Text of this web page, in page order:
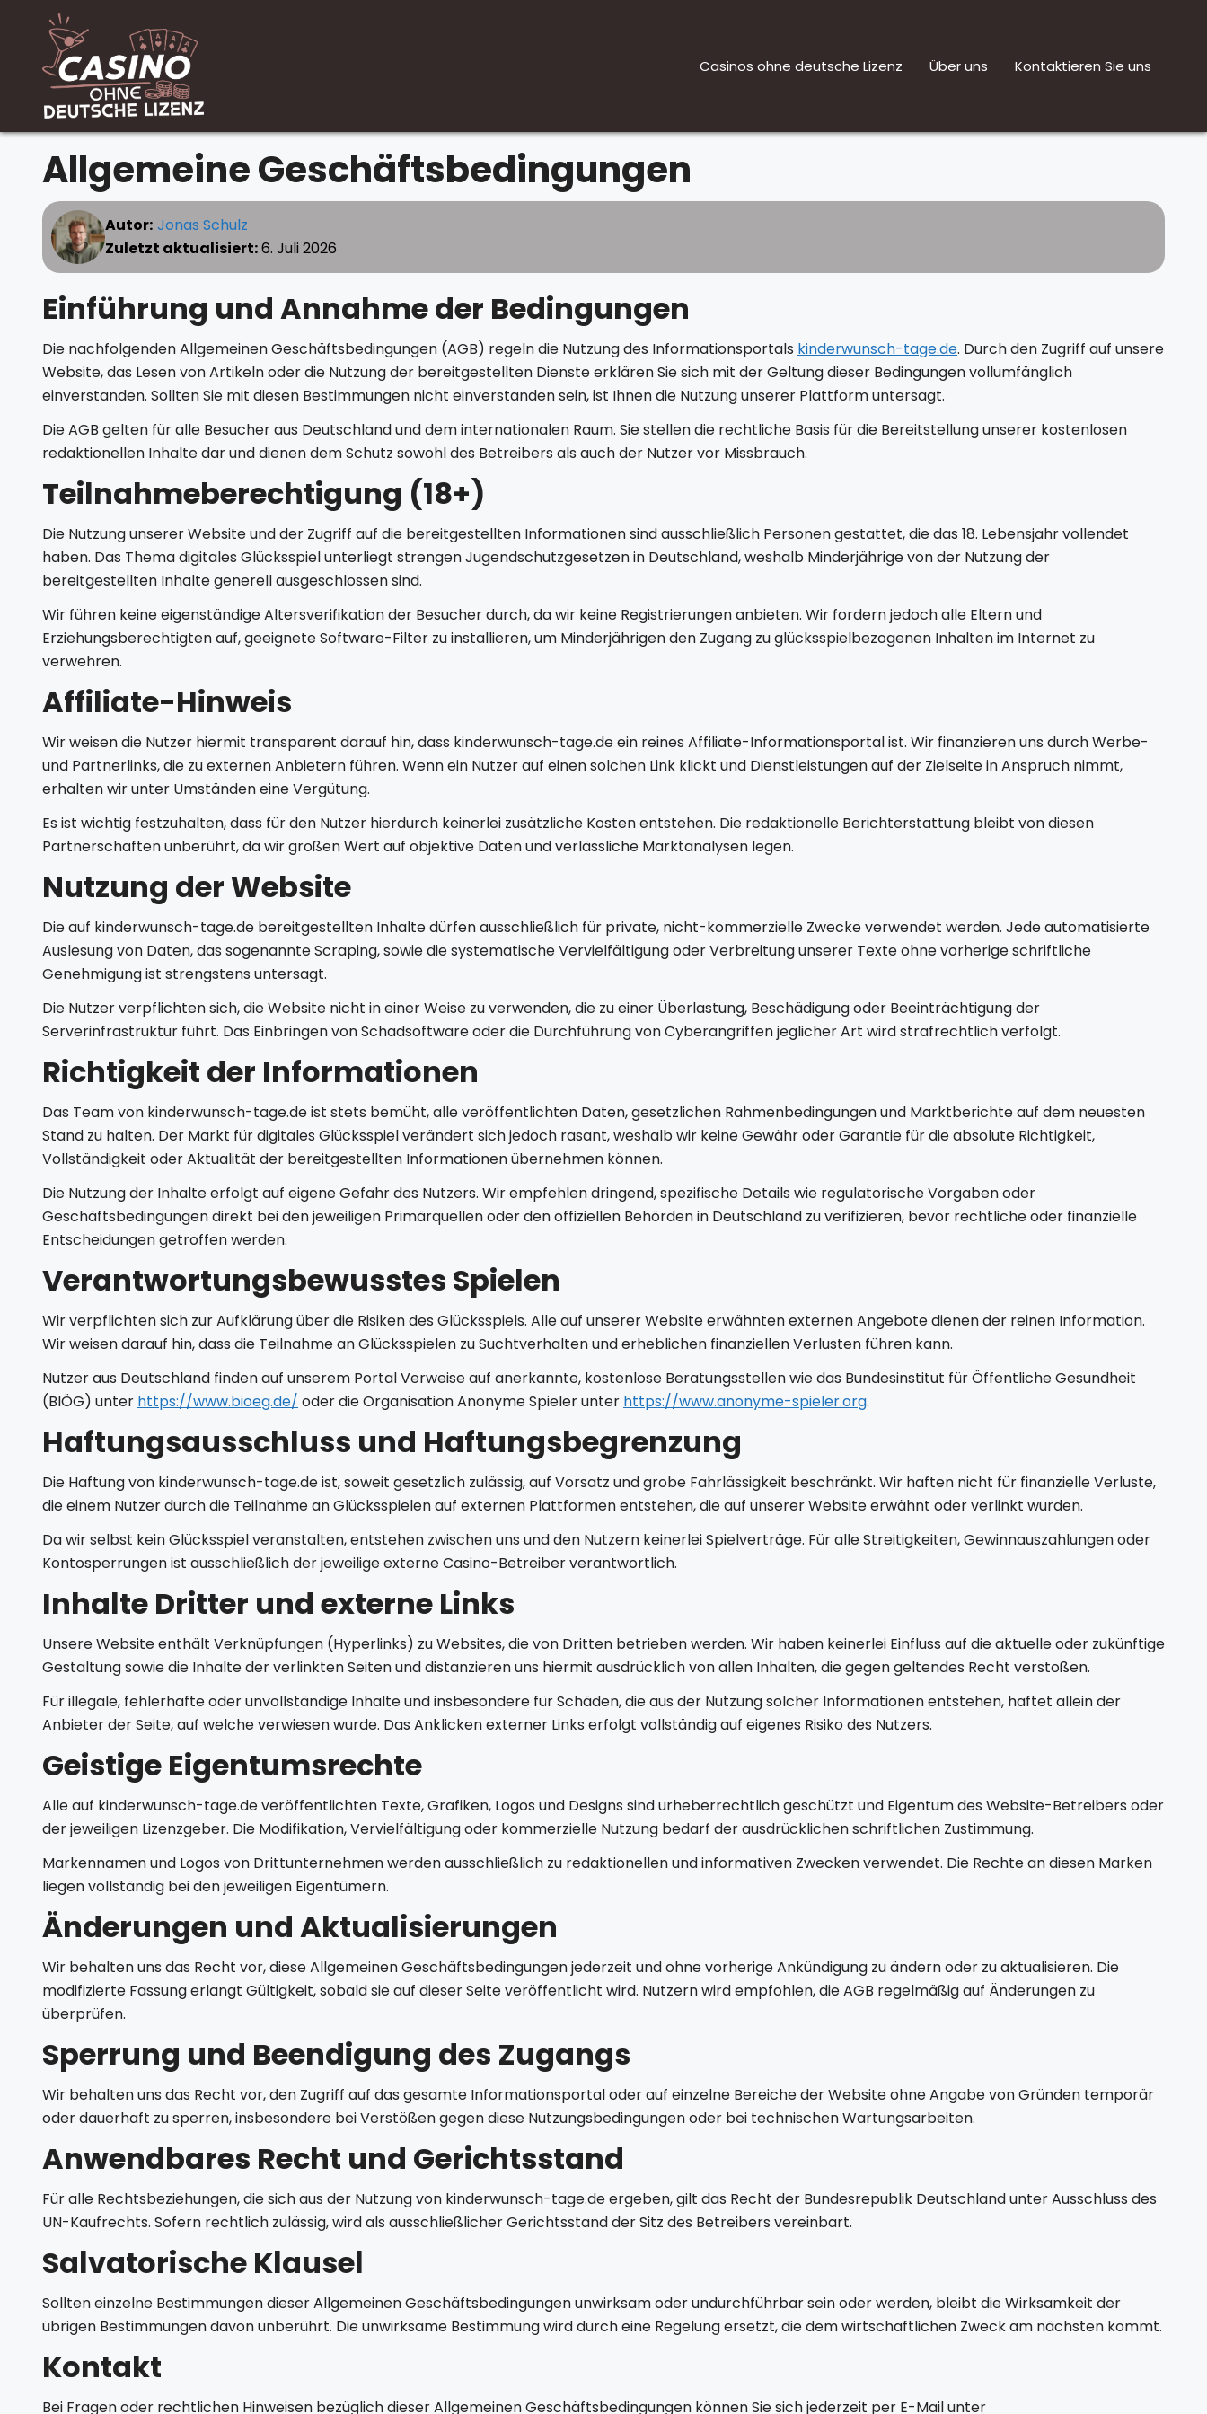
springen
Casinos ohne deutsche Lizenz Über uns Kontaktieren Sie uns
Allgemeine Geschäftsbedingungen
Autor: Jonas Schulz
Zuletzt aktualisiert:6. Juli 2026
Einführung und Annahme der Bedingungen
Die nachfolgenden Allgemeinen Geschäftsbedingungen (AGB) regeln die Nutzung des Informationsportals kinderwunsch-tage.de. Durch den Zugriff auf unsere
Website, das Lesen von Artikeln oder die Nutzung der bereitgestellten Dienste erklären Sie sich mit der Geltung dieser Bedingungen vollumfänglich
einverstanden. Sollten Sie mit diesen Bestimmungen nicht einverstanden sein, ist Ihnen die Nutzung unserer Plattform untersagt.
Die AGB gelten für alle Besucher aus Deutschland und dem internationalen Raum. Sie stellen die rechtliche Basis für die Bereitstellung unserer kostenlosen
redaktionellen Inhalte dar und dienen dem Schutz sowohl des Betreibers als auch der Nutzer vor Missbrauch.
Teilnahmeberechtigung (18+)
Die Nutzung unserer Website und der Zugriff auf die bereitgestellten Informationen sind ausschließlich Personen gestattet, die das 18. Lebensjahr vollendet
haben. Das Thema digitales Glücksspiel unterliegt strengen Jugendschutzgesetzen in Deutschland, weshalb Minderjährige von der Nutzung der
bereitgestellten Inhalte generell ausgeschlossen sind.
Wir führen keine eigenständige Altersverifikation der Besucher durch, da wir keine Registrierungen anbieten. Wir fordern jedoch alle Eltern und
Erziehungsberechtigten auf, geeignete Software-Filter zu installieren, um Minderjährigen den Zugang zu glücksspielbezogenen Inhalten im Internet zu
verwehren.
Affiliate-Hinweis
Wir weisen die Nutzer hiermit transparent darauf hin, dass kinderwunsch-tage.de ein reines Affiliate-Informationsportal ist. Wir finanzieren uns durch Werbe-
und Partnerlinks, die zu externen Anbietern führen. Wenn ein Nutzer auf einen solchen Link klickt und Dienstleistungen auf der Zielseite in Anspruch nimmt,
erhalten wir unter Umständen eine Vergütung.
Es ist wichtig festzuhalten, dass für den Nutzer hierdurch keinerlei zusätzliche Kosten entstehen. Die redaktionelle Berichterstattung bleibt von diesen
Partnerschaften unberührt, da wir großen Wert auf objektive Daten und verlässliche Marktanalysen legen.
Nutzung der Website
Die auf kinderwunsch-tage.de bereitgestellten Inhalte dürfen ausschließlich für private, nicht-kommerzielle Zwecke verwendet werden. Jede automatisierte
Auslesung von Daten, das sogenannte Scraping, sowie die systematische Vervielfältigung oder Verbreitung unserer Texte ohne vorherige schriftliche
Genehmigung ist strengstens untersagt.
Die Nutzer verpflichten sich, die Website nicht in einer Weise zu verwenden, die zu einer Überlastung, Beschädigung oder Beeinträchtigung der
Serverinfrastruktur führt. Das Einbringen von Schadsoftware oder die Durchführung von Cyberangriffen jeglicher Art wird strafrechtlich verfolgt.
Richtigkeit der Informationen
Das Team von kinderwunsch-tage.de ist stets bemüht, alle veröffentlichten Daten, gesetzlichen Rahmenbedingungen und Marktberichte auf dem neuesten
Stand zu halten. Der Markt für digitales Glücksspiel verändert sich jedoch rasant, weshalb wir keine Gewähr oder Garantie für die absolute Richtigkeit,
Vollständigkeit oder Aktualität der bereitgestellten Informationen übernehmen können.
Die Nutzung der Inhalte erfolgt auf eigene Gefahr des Nutzers. Wir empfehlen dringend, spezifische Details wie regulatorische Vorgaben oder
Geschäftsbedingungen direkt bei den jeweiligen Primärquellen oder den offiziellen Behörden in Deutschland zu verifizieren, bevor rechtliche oder finanzielle
Entscheidungen getroffen werden.
Verantwortungsbewusstes Spielen
Wir verpflichten sich zur Aufklärung über die Risiken des Glücksspiels. Alle auf unserer Website erwähnten externen Angebote dienen der reinen Information.
Wir weisen darauf hin, dass die Teilnahme an Glücksspielen zu Suchtverhalten und erheblichen finanziellen Verlusten führen kann.
Nutzer aus Deutschland finden auf unserem Portal Verweise auf anerkannte, kostenlose Beratungsstellen wie das Bundesinstitut für Öffentliche Gesundheit
(BIÖG) unter https://www.bioeg.de/ oder die Organisation Anonyme Spieler unter https://www.anonyme-spieler.org.
Haftungsausschluss und Haftungsbegrenzung
Die Haftung von kinderwunsch-tage.de ist, soweit gesetzlich zulässig, auf Vorsatz und grobe Fahrlässigkeit beschränkt. Wir haften nicht für finanzielle Verluste,
die einem Nutzer durch die Teilnahme an Glücksspielen auf externen Plattformen entstehen, die auf unserer Website erwähnt oder verlinkt wurden.
Da wir selbst kein Glücksspiel veranstalten, entstehen zwischen uns und den Nutzern keinerlei Spielverträge. Für alle Streitigkeiten, Gewinnauszahlungen oder
Kontosperrungen ist ausschließlich der jeweilige externe Casino-Betreiber verantwortlich.
Inhalte Dritter und externe Links
Unsere Website enthält Verknüpfungen (Hyperlinks) zu Websites, die von Dritten betrieben werden. Wir haben keinerlei Einfluss auf die aktuelle oder zukünftige
Gestaltung sowie die Inhalte der verlinkten Seiten und distanzieren uns hiermit ausdrücklich von allen Inhalten, die gegen geltendes Recht verstoßen.
Für illegale, fehlerhafte oder unvollständige Inhalte und insbesondere für Schäden, die aus der Nutzung solcher Informationen entstehen, haftet allein der
Anbieter der Seite, auf welche verwiesen wurde. Das Anklicken externer Links erfolgt vollständig auf eigenes Risiko des Nutzers.
Geistige Eigentumsrechte
Alle auf kinderwunsch-tage.de veröffentlichten Texte, Grafiken, Logos und Designs sind urheberrechtlich geschützt und Eigentum des Website-Betreibers oder
der jeweiligen Lizenzgeber. Die Modifikation, Vervielfältigung oder kommerzielle Nutzung bedarf der ausdrücklichen schriftlichen Zustimmung.
Markennamen und Logos von Drittunternehmen werden ausschließlich zu redaktionellen und informativen Zwecken verwendet. Die Rechte an diesen Marken
liegen vollständig bei den jeweiligen Eigentümern.
Änderungen und Aktualisierungen
Wir behalten uns das Recht vor, diese Allgemeinen Geschäftsbedingungen jederzeit und ohne vorherige Ankündigung zu ändern oder zu aktualisieren. Die
modifizierte Fassung erlangt Gültigkeit, sobald sie auf dieser Seite veröffentlicht wird. Nutzern wird empfohlen, die AGB regelmäßig auf Änderungen zu
überprüfen.
Sperrung und Beendigung des Zugangs
Wir behalten uns das Recht vor, den Zugriff auf das gesamte Informationsportal oder auf einzelne Bereiche der Website ohne Angabe von Gründen temporär
oder dauerhaft zu sperren, insbesondere bei Verstößen gegen diese Nutzungsbedingungen oder bei technischen Wartungsarbeiten.
Anwendbares Recht und Gerichtsstand
Für alle Rechtsbeziehungen, die sich aus der Nutzung von kinderwunsch-tage.de ergeben, gilt das Recht der Bundesrepublik Deutschland unter Ausschluss des
UN-Kaufrechts. Sofern rechtlich zulässig, wird als ausschließlicher Gerichtsstand der Sitz des Betreibers vereinbart.
Salvatorische Klausel
Sollten einzelne Bestimmungen dieser Allgemeinen Geschäftsbedingungen unwirksam oder undurchführbar sein oder werden, bleibt die Wirksamkeit der
übrigen Bestimmungen davon unberührt. Die unwirksame Bestimmung wird durch eine Regelung ersetzt, die dem wirtschaftlichen Zweck am nächsten kommt.
Kontakt
Bei Fragen oder rechtlichen Hinweisen bezüglich dieser Allgemeinen Geschäftsbedingungen können Sie sich jederzeit per E-Mail unter